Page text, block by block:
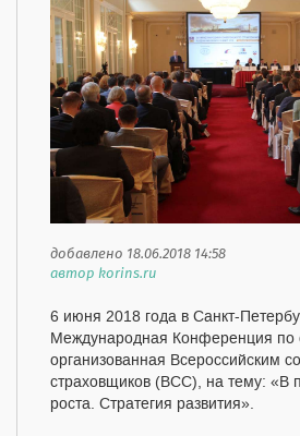
добавлено 18.06.2018 14:58
автор korins.ru
6 июня 2018 года в Санкт-
Международная Конференция по
организованная Всероссийским
страховщиков (ВСС), на тему: «В
роста. Стратегия развития».